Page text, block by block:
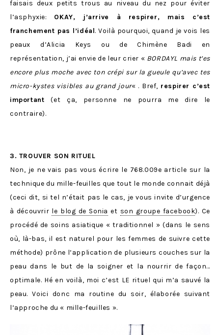
faisais deux petits trous au niveau du nez pour éviter
l’asphyxie: OKAY, j’arrive à respirer, mais c’est
franchement pas l’idéal. Voilà pourquoi, quand je vois les
peaux d’Alicia Keys ou de Chimène Badi en
représentation, j’ai envie de leur crier « BORDAYL mais t’es
encore plus moche avec ton crépi sur la gueule qu’avec tes
micro-kystes visibles au grand jour« . Bref, respirer c’est
important (et ça, personne ne pourra me dire le
contraire).
3. TROUVER SON RITUEL
Non, je ne vais pas vous écrire le 768.009e article sur la
technique du mille-feuilles que tout le monde connait déjà
(ceci dit, si tel n’était pas le cas, je vous invite d’urgence
à découvrir le blog de Sonia et son groupe facebook). Ce
procédé de soins asiatique « traditionnel » (dans le sens
où, là-bas, il est naturel pour les femmes de suivre cette
méthode) prône l’application de plusieurs couches sur la
peau dans le but de la soigner et la nourrir de façon…
optimale. Hé en voilà, moi c’est LE rituel qui m’a sauvé la
peau. Voici donc ma routine du soir, élaborée suivant
l’approche du « mille-feuilles ».